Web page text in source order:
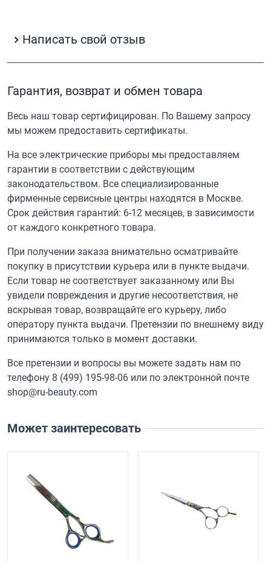
Написать свой отзыв
Гарантия, возврат и обмен товара
Весь наш товар сертифицирован. По Вашему запросу
мы можем предоставить сертификаты.
На все электрические приборы мы предоставляем
гарантии в соответствии с действующим
законодательством. Все специализированные
фирменные сервисные центры находятся в Москве.
Срок действия гарантий: 6-12 месяцев, в зависимости
от каждого конкретного товара.
При получении заказа внимательно осматривайте
покупку в присутствии курьера или в пункте выдачи.
Если товар не соответствует заказанному или Вы
увидели повреждения и другие несоответствия, не
вскрывая товар, возвращайте его курьеру, либо
оператору пункта выдачи. Претензии по внешнему виду
принимаются только в момент доставки.
Все претензии и вопросы вы можете задать нам по
телефону 8 (499) 195-98-06 или по электронной почте
shop@ru-beauty.com
Может заинтересовать